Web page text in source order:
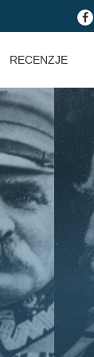
fa-
RECENZJE